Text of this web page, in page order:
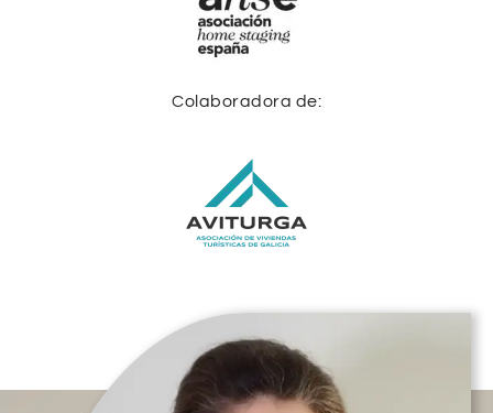
Colaboradora de: